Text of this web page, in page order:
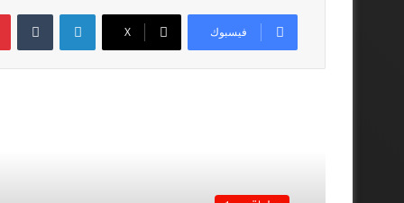
فيسبوك ‫X
لينكدإن